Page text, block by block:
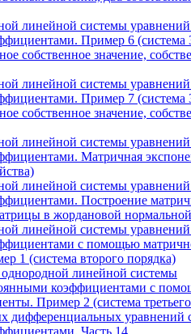
линейной системы
Пример 6 (система
собственное значение,
линейной системы
Пример 7 (система
собственное значение,
линейной системы
Матричная
линейной системы
Построение
в жордановой
линейной системы
с помощью
1 (система второго порядка)
линейной системы
коэффициентами с
Пример 2 (система третьего
дифференциальных уравнений
Часть 14